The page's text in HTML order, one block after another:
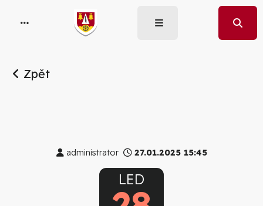
Zpět
administrator 27.01.2025 15:45
LED